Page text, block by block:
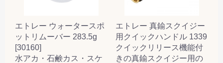
エトレー ウォータースポ
ットリムーバー 283.5g
[30160]
水アカ・石鹸カス・スケ
エトレー 真鍮スクイジー
用クイックハンドル 1339
クイックリリース機能付
きの真鍮スクイジー用の